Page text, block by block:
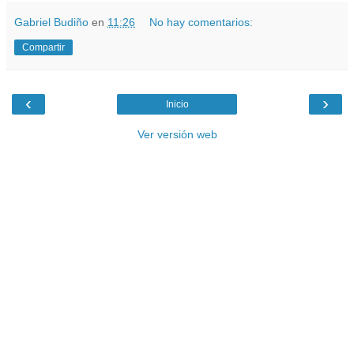
Gabriel Budiño en 11:26 No hay comentarios:
Compartir
‹ ›
Inicio
Ver versión web